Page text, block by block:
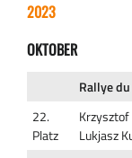
2023
OKTOBER
Rallye
22.
Platz
Lukjasz